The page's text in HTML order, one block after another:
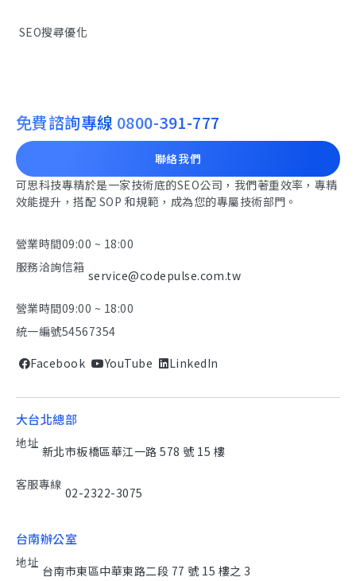
SEO搜尋優化
免費諮詢專線 0800-391-777
聯絡我們
可思科技專精於是一家技術底的SEO公司，我們著重效率，專精
效能提升，搭配 SOP 和規範，成為您的專屬技術部門。
營業時間09:00 ~ 18:00
服務洽詢信箱
service@codepulse.com.tw
營業時間09:00 ~ 18:00
統一編號54567354
Facebook YouTube LinkedIn
大台北總部
地址
新北市板橋區華江一路 578 號 15 樓
客服專線
02-2322-3075
台南辦公室
地址
台南市東區中華東路二段 77 號 15 樓之 3